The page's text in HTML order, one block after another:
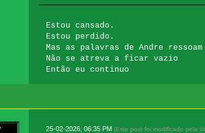
Estou cansado.
Estou perdido.
Mas as palavras de Andre ressoam
Não se atreva a ficar vazio
Então eu continuo
25-02-2026, 06:35 PM (Este post foi modificado pela